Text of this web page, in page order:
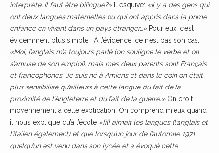
interprète, il faut être bilingue?»Il esquive: «Il y a des gens qui
ont deux langues maternelles ou qui ont appris dans la prime
enfance en vivant dans un pays étranger…»Pour eux, c’est
évidemment plus simple… À l’évidence, ce n’est pas son cas:
«Moi, l’anglais m’a toujours parlé (on souligne le verbe et on
s’amuse de son emploi), mais mes deux parents sont Français
et francophones. Je suis né à Amiens et dans le coin on était
plus sensibilisé qu’ailleurs à cette langue du fait de la
proximité de l’Angleterre et du fait de la guerre.»On croit
moyennement à cette explication. On comprend mieux quand
il nous explique qu’à l’école «[il] aimait les langues (l’anglais et
l’italien également) et que lorsqu’un jour de l’automne 1971
quelqu’un est venu dans son lycée et a évoqué cette